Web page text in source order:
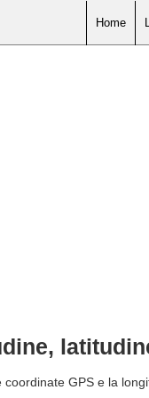
Home
coordinate GPS e la